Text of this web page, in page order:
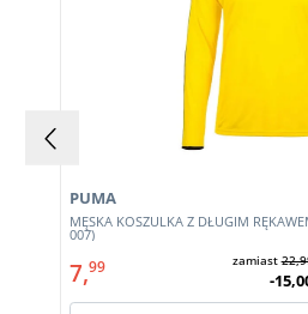
MĘSKA KOSZULKA Z DŁUGIM
007)
PUMA
7,99 zamiast
-